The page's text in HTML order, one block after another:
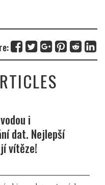
i
dat. Nejlepší
vítěze!